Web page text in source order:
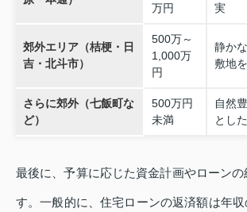
万円 実
郊外エリア（桔梗・日
吉・北斗市）
500万～
1,000万
円
静か
敷地
さらに郊外（七飯町な
ど）
500万円
未満
自然
とし
最後に、予算に応じた資金計画やローン
す。一般的に、住宅ローンの返済額は年